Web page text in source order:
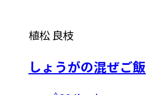
植松 良枝
しょうがの混ぜご飯